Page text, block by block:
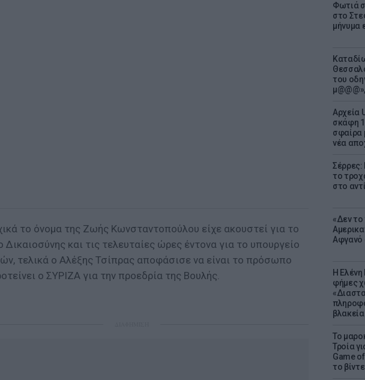
Φωτιά
στο
μήνυμα
του
Αρχεία
σκάφη
σφαίρα
νέα
Σέρρες:
το
στο
«Δεν το
Αφγανό
Η
φήμες
Το
Τροία
Game
το
το όνομα της Ζωής Κωνσταντοπούλου είχε ακουστεί για το
Δικαιοσύνης και τις τελευταίες ώρες έντονα για το υπουργείο
τελικά ο Αλέξης Τσίπρας αποφάσισε να είναι το πρόσωπο
ο ΣΥΡΙΖΑ για την προεδρία της Βουλής.